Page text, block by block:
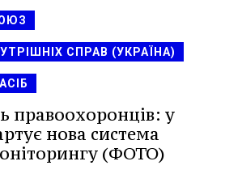
СПРАВ (УКРАЇНА)
правоохоронців: у
нова система
(ФОТО)